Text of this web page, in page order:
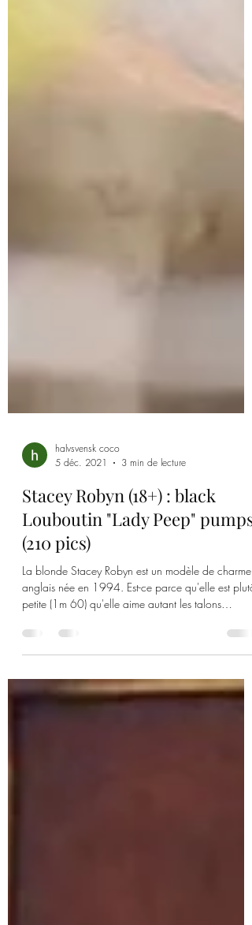
halvsvensk coco
5 déc. 2021
3 min de lecture
Stacey Robyn (18+) : black
Louboutin "Lady Peep" pumps
(210 pics)
La blonde Stacey Robyn est un modèle de charme
anglais née en 1994. Est-ce parce qu'elle est plutôt
vertigineux ? Ou parce qu'ils constituent des
éléments importants de sa panoplie érotique ? En
tous cas ses jolis pieds (pointure 35 selon le site
"Nudevista") sont très souvent chaussés de "Lady